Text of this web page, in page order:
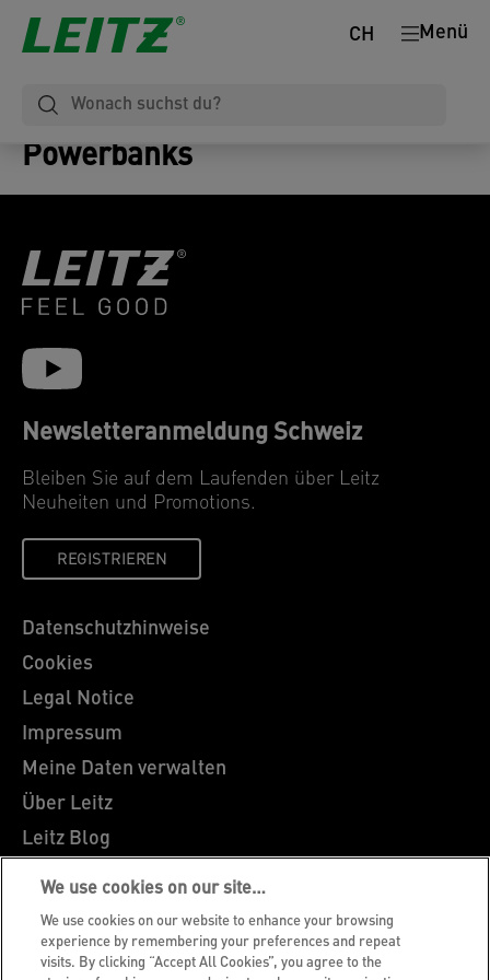
Menü
CH
Powerbanks
Newsletteranmeldung Schweiz
Bleiben Sie auf dem Laufenden über Leitz
Neuheiten und Promotions.
REGISTRIEREN
Datenschutzhinweise
Cookies
Legal Notice
Impressum
Meine Daten verwalten
Über Leitz
Leitz Blog
Karriere
Leitz EasyPrint
Kundenservice
We use cookies on our site…
We use cookies on our website to enhance your browsing
experience by remembering your preferences and repeat
visits. By clicking “Accept All Cookies”, you agree to the